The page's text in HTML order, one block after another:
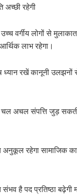
अच्छी रहेगी
उच्च वर्गीय लोगों से
लाभ रहेगा।
ध्यान रखें कानूनी
चल अचल संपत्ति जुड़
रहेगा सामाजिक
है पद प्रतिष्ठा बढ़ेगी